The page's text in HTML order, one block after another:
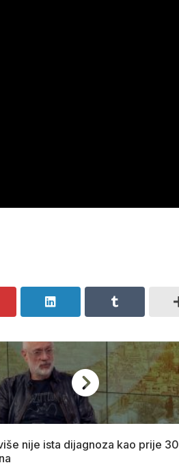
nije ista dijagnoza kao prije 30